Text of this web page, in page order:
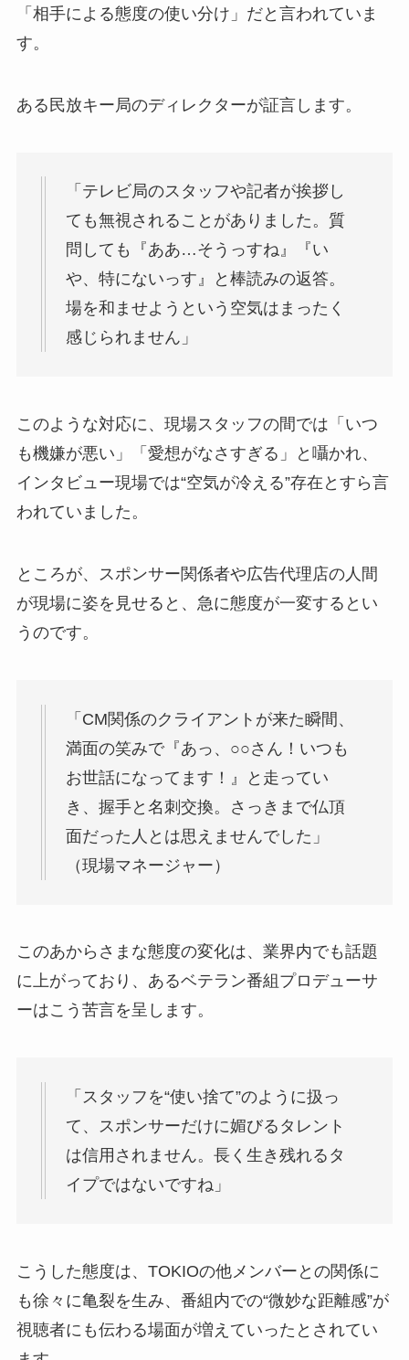
「相手による態度の使い分け」だと言われていま
す。
ある民放キー局のディレクターが証言します。
「テレビ局のスタッフや記者が挨拶し
ても無視されることがありました。質
問しても『ああ…そうっすね』『い
や、特にないっす』と棒読みの返答。
場を和ませようという空気はまったく
感じられません」
このような対応に、現場スタッフの間では「いつ
も機嫌が悪い」「愛想がなさすぎる」と囁かれ、
インタビュー現場では“空気が冷える”存在とすら言
われていました。
ところが、スポンサー関係者や広告代理店の人間
が現場に姿を見せると、急に態度が一変するとい
うのです。
「CM関係のクライアントが来た瞬間、
満面の笑みで『あっ、○○さん！いつも
お世話になってます！』と走ってい
き、握手と名刺交換。さっきまで仏頂
面だった人とは思えませんでした」
（現場マネージャー）
このあからさまな態度の変化は、業界内でも話題
に上がっており、あるベテラン番組プロデューサ
ーはこう苦言を呈します。
「スタッフを“使い捨て”のように扱っ
て、スポンサーだけに媚びるタレント
は信用されません。長く生き残れるタ
イプではないですね」
こうした態度は、TOKIOの他メンバーとの関係に
も徐々に亀裂を生み、番組内での“微妙な距離感”が
視聴者にも伝わる場面が増えていったとされてい